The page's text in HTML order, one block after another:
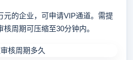
的企业，可申请VIP通道。需提
周期可压缩至30分钟内。